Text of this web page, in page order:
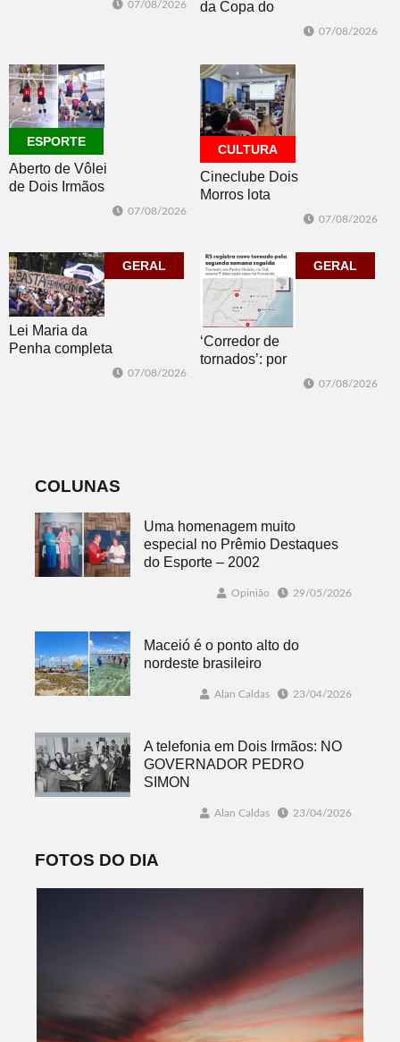
07/08/2026
da Copa do
Brasil 2026: veja
do sorteio
07/08/2026
ESPORTE
Aberto de Vôlei
de Dois Irmãos
jogos
07/08/2026
CULTURA
Cineclube Dois
Morros lota
corpo que cai”
07/08/2026
GERAL
Lei Maria da
Penha completa
07/08/2026
GERAL
‘Corredor de
tornados’: por
07/08/2026
COLUNAS
Uma homenagem muito
especial no Prêmio Destaques
do Esporte – 2002
Opinião 29/05/2026
Maceió é o ponto alto do
nordeste brasileiro
Alan Caldas 23/04/2026
A telefonia em Dois Irmãos: NO
GOVERNADOR PEDRO
SIMON
Alan Caldas 23/04/2026
FOTOS DO DIA